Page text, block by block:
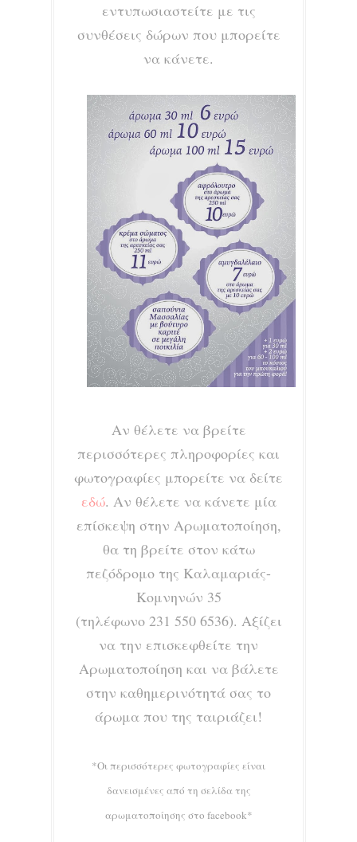
εντυπωσιαστείτε με τις
συνθέσεις δώρων που μπορείτε
να κάνετε.
Αν θέλετε να βρείτε
περισσότερες πληροφορίες και
φωτογραφίες μπορείτε να δείτε
εδώ. Αν θέλετε να κάνετε μία
επίσκεψη στην Αρωματοποίηση,
θα τη βρείτε στον κάτω
πεζόδρομο της Καλαμαριάς-
Κομνηνών 35
(τηλέφωνο 231 550 6536). Αξίζει
να την επισκεφθείτε την
Αρωματοποίηση και να βάλετε
στην καθημερινότητά σας το
άρωμα που της ταιριάζει!
*Οι περισσότερες φωτογραφίες είναι
δανεισμένες από τη σελίδα της
αρωματοποίησης στο facebook*